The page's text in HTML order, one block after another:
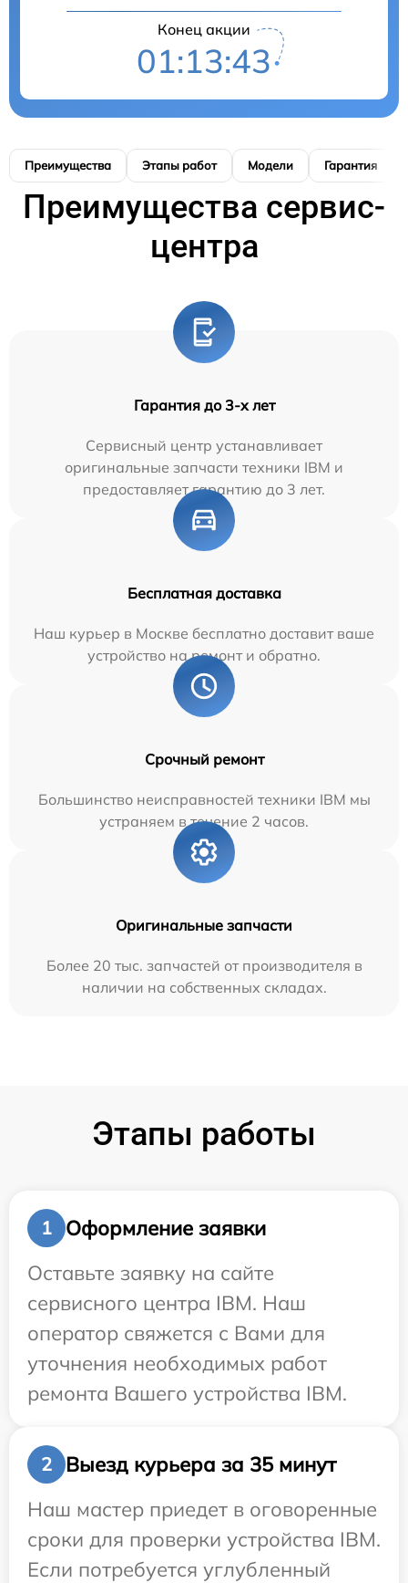
Конец акции
01:13:42
Преимущества Этапы работ Модели Гарантия
Преимущества сервис-
центра
Гарантия до 3-х лет
Сервисный центр устанавливает
оригинальные запчасти техники IBM и
предоставляет гарантию до 3 лет.
Бесплатная доставка
Наш курьер в Москве бесплатно доставит ваше
устройство на ремонт и обратно.
Срочный ремонт
Большинство неисправностей техники IBM мы
устраняем в течение 2 часов.
Оригинальные запчасти
Более 20 тыс. запчастей от производителя в
наличии на собственных складах.
Этапы работы
1
Оформление заявки
Оставьте заявку на сайте
сервисного центра IBM. Наш
оператор свяжется с Вами для
уточнения необходимых работ
ремонта Вашего устройства IBM.
2
Выезд курьера за 35 минут
Наш мастер приедет в оговоренные
сроки для проверки устройства IBM.
Если потребуется углубленный